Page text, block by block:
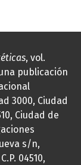
, vol.
publicación
3000, Ciudad
Ciudad de
s/n,
04510,